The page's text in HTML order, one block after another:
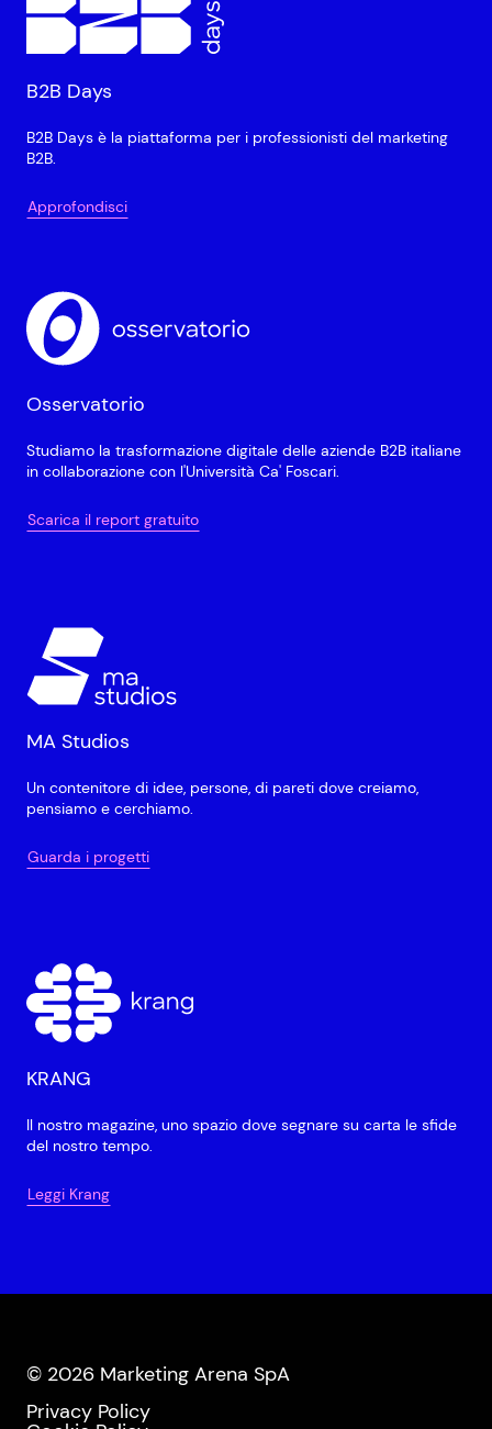
B2B Days
B2B Days è la piattaforma per i professionisti del marketing
B2B.
Approfondisci
Osservatorio
Studiamo la trasformazione digitale delle aziende B2B italiane
in collaborazione con l'Università Ca' Foscari.
Scarica il report gratuito
MA Studios
Un contenitore di idee, persone, di pareti dove creiamo,
pensiamo e cerchiamo.
Guarda i progetti
KRANG
Il nostro magazine, uno spazio dove segnare su carta le sfide
del nostro tempo.
Leggi Krang
© 2026 Marketing Arena SpA
Privacy Policy